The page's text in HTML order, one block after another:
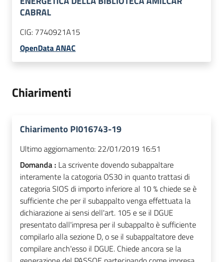
CABRAL
CIG: 7740921A15
OpenData ANAC
Chiarimenti
Chiarimento PI016743-19
Ultimo aggiornamento: 22/01/2019 16:51
Domanda : La scrivente dovendo subappaltare
interamente la catogoria OS30 in quanto trattasi di
categoria SIOS di importo inferiore al 10 % chiede se è
sufficiente che per il subappalto venga effettuata la
dichiarazione ai sensi dell'art. 105 e se il DGUE
presentato dall'impresa per il subappalto è sufficiente
compilarlo alla sezione D, o se il subappaltatore deve
compilare anch'esso il DGUE. Chiede ancora se la